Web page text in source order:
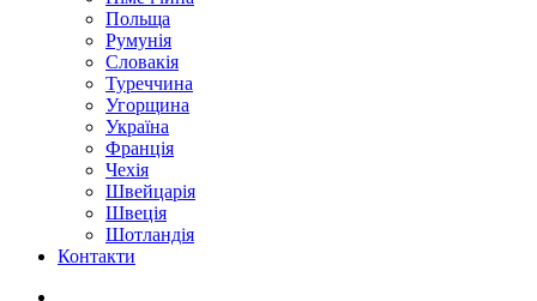
Польща
Румунія
Словакія
Туреччина
Угорщина
Україна
Франція
Чехія
Швейцарія
Швеція
Шотландія
Контакти